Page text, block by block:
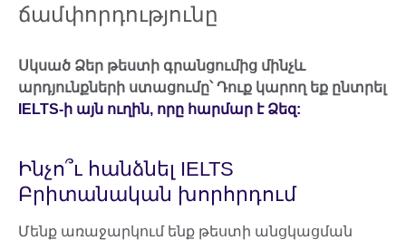
ճամփորդությունը
Սկսած Ձեր թեստի գրանցումից մինչև
արդյունքների ստացումը՝ Դուք կարող եք ընտրել
IELTS-ի այն ուղին, որը հարմար է Ձեզ:
Ինչո՞ւ հանձնել IELTS
Բրիտանական խորհրդում
Մենք առաջարկում ենք թեստի անցկացման